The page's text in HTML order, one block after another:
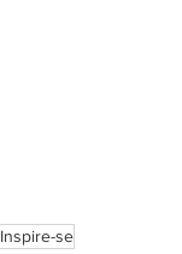
Inspire-se